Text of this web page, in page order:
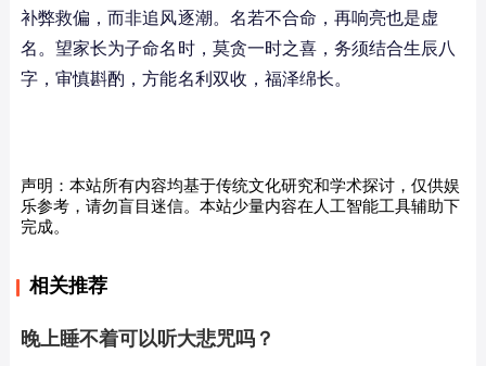
补弊救偏，而非追风逐潮。名若不合命，再响亮也是虚
名。望家长为子命名时，莫贪一时之喜，务须结合生辰八
字，审慎斟酌，方能名利双收，福泽绵长。
声明：本站所有内容均基于传统文化研究和学术探讨，仅供娱
乐参考，请勿盲目迷信。本站少量内容在人工智能工具辅助下
完成。
相关推荐
晚上睡不着可以听大悲咒吗？